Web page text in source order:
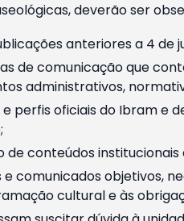
deverão ser
anteriores a 4 de
de comunicação que
administrativos,
perfis oficiais do Ibram e
de conteúdos
comunicados objetivos,
cultural e às